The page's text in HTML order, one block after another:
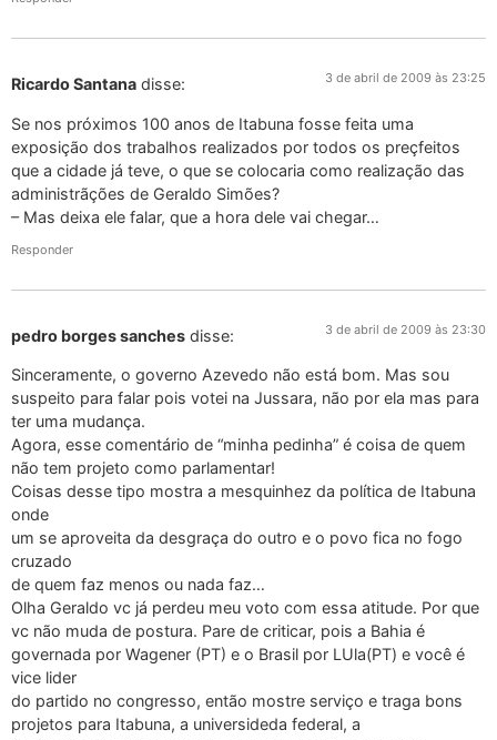
Ricardo Santana disse: 3 de abril de 2009 às 23:25
Se nos próximos 100 anos de Itabuna fosse feita uma
exposição dos trabalhos realizados por todos os preçfeitos
que a cidade já teve, o que se colocaria como realização das
administrãções de Geraldo Simões?
– Mas deixa ele falar, que a hora dele vai chegar…
Responder
pedro borges sanches disse: 3 de abril de 2009 às 23:30
Sinceramente, o governo Azevedo não está bom. Mas sou
suspeito para falar pois votei na Jussara, não por ela mas para
ter uma mudança.
Agora, esse comentário de “minha pedinha” é coisa de quem
não tem projeto como parlamentar!
Coisas desse tipo mostra a mesquinhez da política de Itabuna
onde
um se aproveita da desgraça do outro e o povo fica no fogo
cruzado
de quem faz menos ou nada faz…
Olha Geraldo vc já perdeu meu voto com essa atitude. Por que
vc não muda de postura. Pare de criticar, pois a Bahia é
governada por Wagener (PT) e o Brasil por LUla(PT) e você é
vice lider
do partido no congresso, então mostre serviço e traga bons
projetos para Itabuna, a universideda federal, a